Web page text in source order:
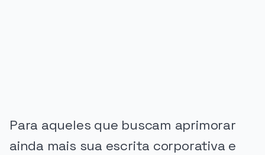
Para aqueles que buscam aprimorar
ainda mais sua escrita corporativa e